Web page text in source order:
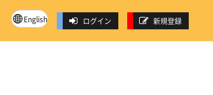
English ログイン 新規登録